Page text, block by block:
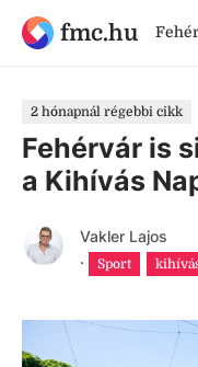
fmc.hu
2 hónapnál régebbi cikk
Fehérvár is
a Kihívás
Vakler Lajos
·
Sport